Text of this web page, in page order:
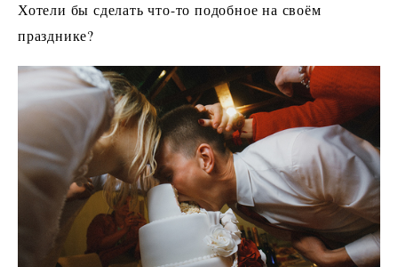
Хотели бы сделать что-то подобное на своём
празднике?